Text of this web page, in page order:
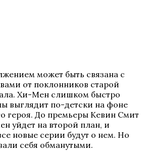
может быть связана с
от поклонников старой
Хи-Мен слишком быстро
выглядит по-детски на фоне
героя. До премьеры Кевин Смит
уйдет на второй план, и
новые серии будут о нем. Но
себя обманутыми.